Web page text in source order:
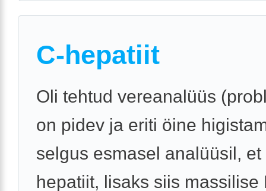
C-hepatiit
Oli tehtud vereanalüüs
on pidev ja eriti öine
selgus esmasel analüüsil,
hepatiit, lisaks siis massilise